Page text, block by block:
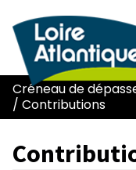
/ Contributions